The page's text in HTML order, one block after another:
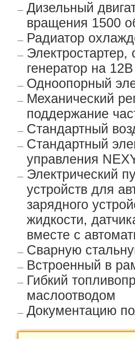
Дизельный
вращения 1500
Радиатор
генератор на 12В
Одноопорный
Механический
поддержание
Стандартный
Стандартный
управления
Электрический
устройств для
зарядного
жидкости,
вместе с
Сварную
Встроенный в
Гибкий
маслоотводом
Документацию